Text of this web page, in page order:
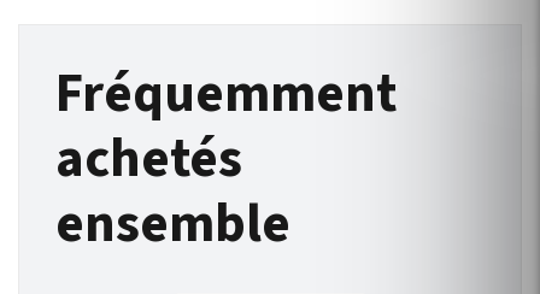
Fréquemment
achetés
ensemble